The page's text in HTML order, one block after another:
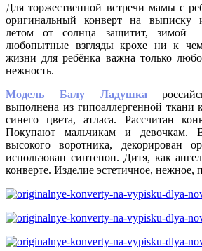
Для торжественной встречи мамы с
оригинальный конверт на выписку
летом от солнца защитит,
любопытные взгляды крохе ни к
жизни для ребёнка важна только
нежность.
Модель Балу Ладушка
выполнена из гипоаллергенной ткани
синего цвета, атласа. Рассчитан
Покупают мальчикам и девочкам.
высокого воротника, декорирован
использован синтепон. Дитя, как
конверте. Изделие эстетичное, нежное,